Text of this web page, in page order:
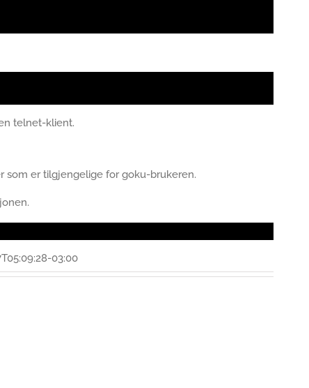
telnet-klient.
som er tilgjengelige for goku-brukeren.
03:00